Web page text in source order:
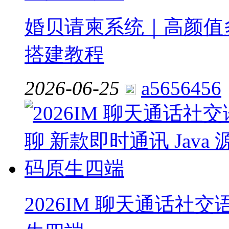
婚贝请柬系统｜高颜值
搭建教程
2026-06-25
a5656456
2026IM 聊天通话社交